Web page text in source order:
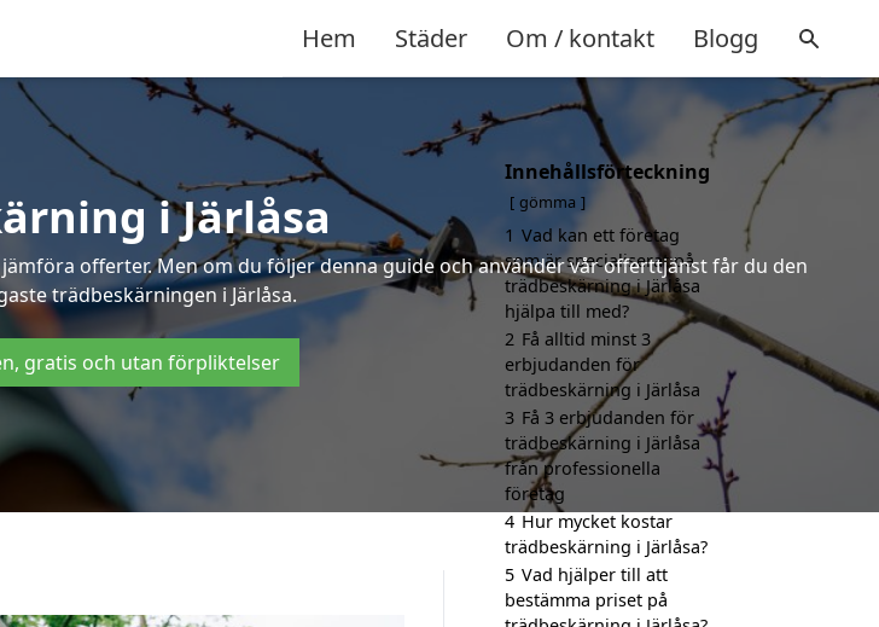
Hem Städer Om / kontakt Blogg
i Järlåsa
offerter. Men om du följer denna guide och använder vår offerttjänst får du den
trädbeskärningen i Järlåsa.
gratis och utan förpliktelser
Innehållsförteckning
gömma
1 Vad kan ett företag
som är specialiserat på
trädbeskärning i Järlåsa
hjälpa till med?
2 Få alltid minst 3
erbjudanden för
trädbeskärning i Järlåsa
3 Få 3 erbjudanden för
trädbeskärning i Järlåsa
från professionella
företag
4 Hur mycket kostar
trädbeskärning i Järlåsa?
5 Vad hjälper till att
bestämma priset på